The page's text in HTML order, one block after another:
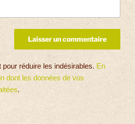
réduire les indésirables. En
dont les données de vos
.